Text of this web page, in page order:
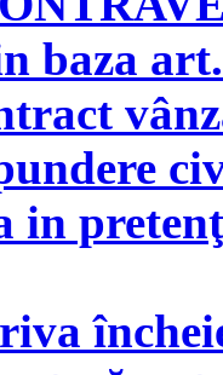
baza
in